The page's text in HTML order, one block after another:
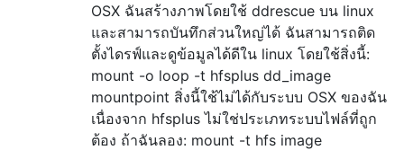
OSX ฉันสร้างภาพโดยใช้ ddrescue บน linux
และสามารถบันทึกส่วนใหญ่ได้ ฉันสามารถติด
ตั้งไดรฟ์และดูข้อมูลได้ดีใน linux โดยใช้สิ่งนี้:
mount -o loop -t hfsplus dd_image
mountpoint สิ่งนี้ใช้ไม่ได้กับระบบ OSX ของฉัน
เนื่องจาก hfsplus ไม่ใช่ประเภทระบบไฟล์ที่ถูก
ต้อง ถ้าฉันลอง: mount -t hfs image